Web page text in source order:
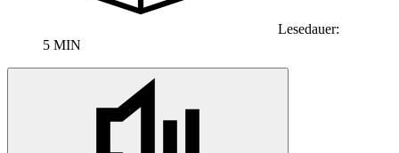
Lesedauer:
5 MIN